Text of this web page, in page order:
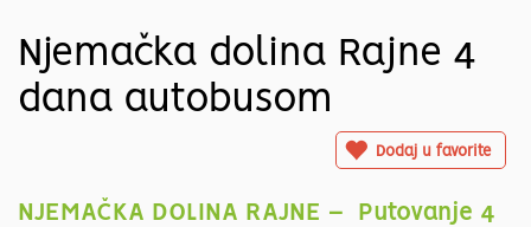
Njemačka dolina Rajne 4
dana autobusom
Dodaj u favorite
NJEMAČKA DOLINA RAJNE – Putovanje 4